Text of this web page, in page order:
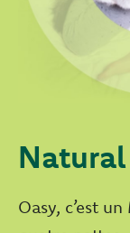
Oasy, c’est